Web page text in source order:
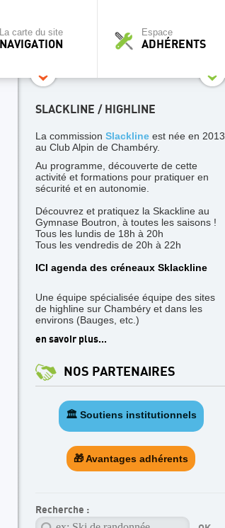
La carte du site
NAVIGATION
Espace
ADHÉRENTS
SLACKLINE / HIGHLINE
La commission Slackline est née en 2013
au Club Alpin de Chambéry.
Au programme, découverte de cette
activité et formations pour pratiquer en
sécurité et en autonomie.
Découvrez et pratiquez la Skackline au
Gymnase Boutron, à toutes les saisons !
Tous les lundis de 18h à 20h
Tous les vendredis de 20h à 22h
ICI agenda des créneaux Sklackline
Une équipe spécialisée équipe des sites
de highline sur Chambéry et dans les
environs (Bauges, etc.)
en savoir plus...
NOS PARTENAIRES
🏛️ Soutiens institutionnels
🎁 Avantages adhérents
Recherche :